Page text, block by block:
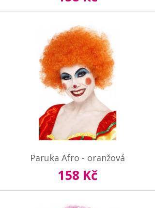
Paruka Afro - oranžová
158 Kč